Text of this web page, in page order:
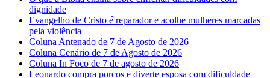
dignidade
Evangelho de Cristo é reparador e acolhe mulheres marcadas
pela violência
Coluna Antenado de 7 de Agosto de 2026
Coluna Cenário de 7 de Agosto de 2026
Coluna In Foco de 7 de agosto de 2026
Leonardo compra porcos e diverte esposa com dificuldade